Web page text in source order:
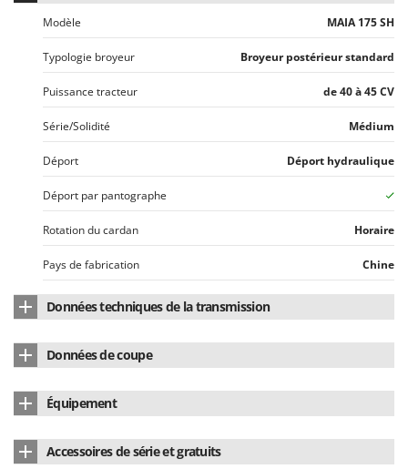
Sbaraglia
Schnitzer
Seven Italy
Shark
Silky
Simatech
Sirman
Skil
Smartwood
Smeg
Solidur
Spice Electronics
Spiralmac
Spring Protezione
Stanley
Modèle MAIA 175 SH
Typologie broyeur Broyeur postérieur standard
Puissance tracteur de 40 à 45 CV
Série/Solidité Médium
Déport Déport hydraulique
Déport par pantographe
Rotation du cardan Horaire
Pays de fabrication Chine
Données techniques de la transmission
Données de coupe
Ø bois à broyer jusqu'à 35 mm
Nombre de lames
Équipement
Accessoires de série et gratuits